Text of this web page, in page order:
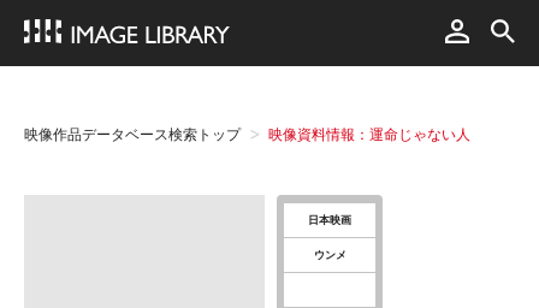
映像作品データベース検索トップ 映像資料情報：運命じゃない人
日本映画
ウンメ